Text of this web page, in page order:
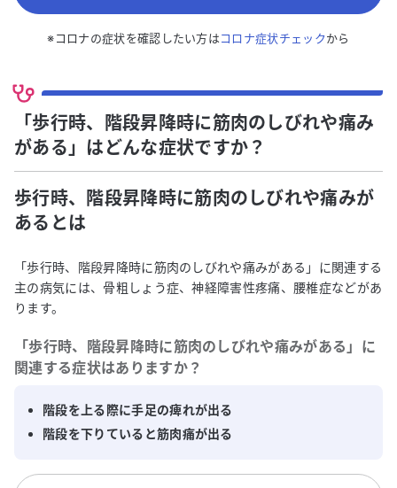
※コロナの症状を確認したい方はコロナ症状チェックから
「歩行時、階段昇降時に筋肉のしびれや痛み
がある」はどんな症状ですか？
歩行時、階段昇降時に筋肉のしびれや痛みが
ある とは
「歩行時、階段昇降時に筋肉のしびれや痛みがある」に関連する
主の病気には、骨粗しょう症、神経障害性疼痛、腰椎症などがあ
ります。
「歩行時、階段昇降時に筋肉のしびれや痛みがある 」に
関連する症状はありますか？
階段を上る際に手足の痺れが出る
階段を下りていると筋肉痛が出る